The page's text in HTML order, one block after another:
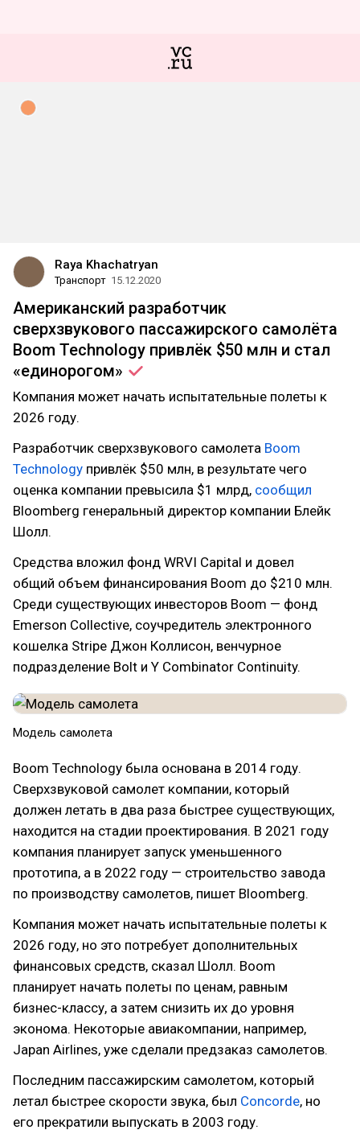
Raya Khachatryan
Транспорт 15.12.2020
Американский разработчик
сверхзвукового пассажирского самолёта
Boom Technology привлёк $50 млн и стал
«единорогом»
Компания может начать испытательные полеты к
2026 году.
Разработчик сверхзвукового самолета Boom
Technology привлёк $50 млн, в результате чего
оценка компании превысила $1 млрд, сообщил
Bloomberg генеральный директор компании Блейк
Шолл.
Средства вложил фонд WRVI Capital и довел
общий объем финансирования Boom до $210 млн.
Среди существующих инвесторов Boom — фонд
Emerson Collective, соучредитель электронного
кошелка Stripe Джон Коллисон, венчурное
подразделение Bolt и Y Combinator Continuity.
Модель самолета
Boom Technology была основана в 2014 году.
Сверхзвуковой самолет компании, который
должен летать в два раза быстрее существующих,
находится на стадии проектирования. В 2021 году
компания планирует запуск уменьшенного
прототипа, а в 2022 году — строительство завода
по производству самолетов, пишет Bloomberg.
Компания может начать испытательные полеты к
2026 году, но это потребует дополнительных
финансовых средств, сказал Шолл. Boom
планирует начать полеты по ценам, равным
бизнес-классу, а затем снизить их до уровня
эконома. Некоторые авиакомпании, например,
Japan Airlines, уже сделали предзаказ самолетов.
Последним пассажирским самолетом, который
летал быстрее скорости звука, был Concorde, но
его прекратили выпускать в 2003 году.